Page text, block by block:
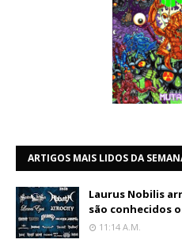
ARTIGOS MAIS LIDOS DA
Laurus Nobilis
são conhecidos
11:14 A.m.